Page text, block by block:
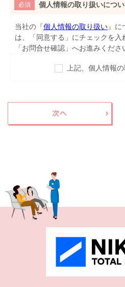
必須 個人情報の取り扱いにつ
当社の『個人情報の取り扱い』に
は、「同意する」にチェックを入
「お問合せ確認」へお進みくださ
上記、個人情報